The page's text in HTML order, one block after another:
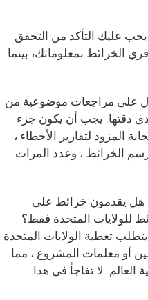
عليك التأكد من التحقق
الخرائط بمعلوماتك، بينما
على مراجعات موضوعية من
دقتها. يجب أن يكون جزء
المزود لتقارير الأخطاء ،
الخرائط ، وعدد المرات
هل يقدمون خرائط على
للولايات المتحدة فقط؟
تغطية الولايات المتحدة
أو معلمات المشروع ، مما
العالم. لا تفاجأ في هذا